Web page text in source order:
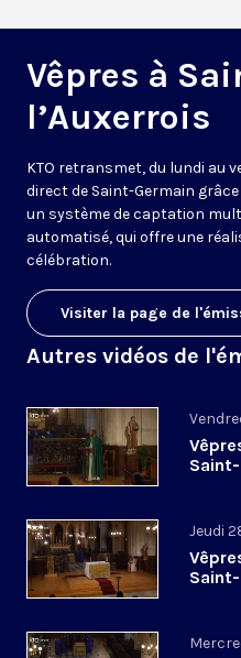
Vêpres à
l’Auxerrois
KTO retransmet, du lundi au
direct de Saint-Germain
un système de captation
automatisé, qui offre une
célébration.
Visiter la page de
Autres vidéos de
Jeudi